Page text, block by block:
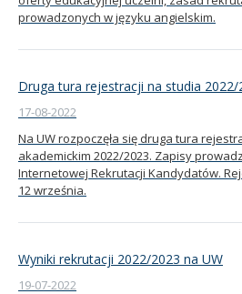
prowadzonych w języku angielskim.
Druga tura rejestracji na studia 2022/
17-08-2022
Na UW rozpoczęła się druga tura
akademickim 2022/2023. Zapisy
Internetowej Rekrutacji Kandydatów.
12 września.
Wyniki rekrutacji 2022/2023 na UW
19-07-2022